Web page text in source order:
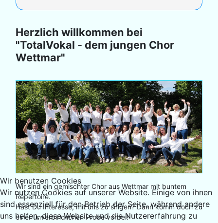
Herzlich willkommen bei
"TotalVokal - dem jungen Chor
Wettmar"
Wir sind ein gemischter Chor aus Wettmar mit buntem
Repertoire.
Hast Du Interesse, mit uns zu singen? Dann komm doch zu
einer unverbindlichen Probe vorbei!
Wir benutzen Cookies
Wir nutzen Cookies auf unserer Website. Einige von ihnen
sind essenziell für den Betrieb der Seite, während andere
uns helfen, diese Website und die Nutzererfahrung zu